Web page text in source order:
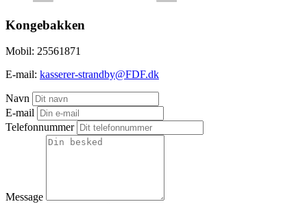
Kongebakken
Mobil: 25561871
E-mail: kasserer-strandby@FDF.dk
Navn
E-mail
Telefonnummer
Message